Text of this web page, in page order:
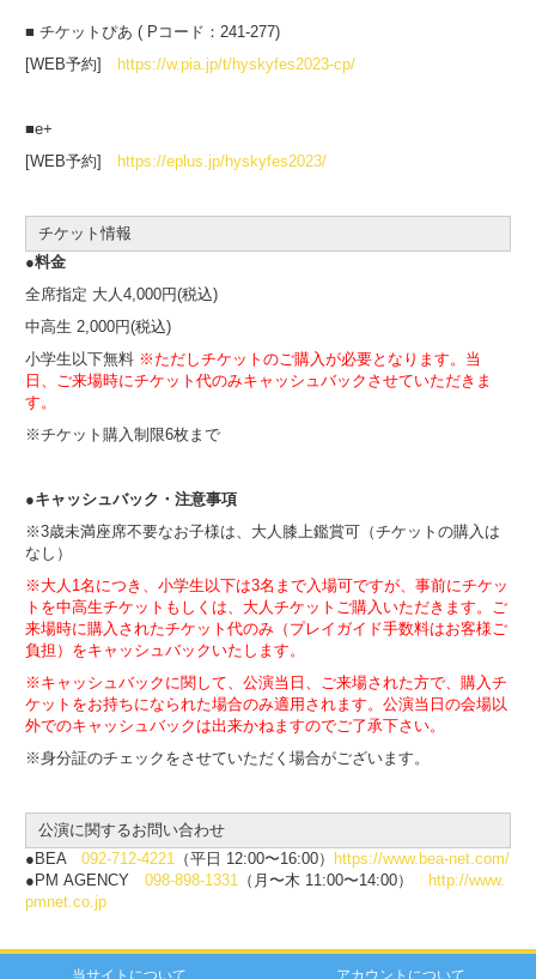
■ チケットぴあ ( Pコード：241-277)
[WEB予約] https://w.pia.jp/t/hyskyfes2023-cp/
■e+
[WEB予約] https://eplus.jp/hyskyfes2023/
チケット情報
●料金
全席指定 大人4,000円(税込)
中高生 2,000円(税込)
小学生以下無料 ※ただしチケットのご購入が必要となります。当
日、ご来場時にチケット代のみキャッシュバックさせていただきま
す。
※チケット購入制限6枚まで
●キャッシュバック・注意事項
※3歳未満座席不要なお子様は、大人膝上鑑賞可（チケットの購入は
なし）
※大人1名につき、小学生以下は3名まで入場可ですが、事前にチケッ
トを中高生チケットもしくは、大人チケットご購入いただきます。ご
来場時に購入されたチケット代のみ（プレイガイド手数料はお客様ご
負担）をキャッシュバックいたします。
※キャッシュバックに関して、公演当日、ご来場された方で、購入チ
ケットをお持ちになられた場合のみ適用されます。公演当日の会場以
外でのキャッシュバックは出来かねますのでご了承下さい。
※身分証のチェックをさせていただく場合がございます。
公演に関するお問い合わせ
●BEA 092-712-4221 （平⽇ 12:00〜16:00） https://www.bea-net.com/
●PM AGENCY 098-898-1331 （⽉〜⽊ 11:00〜14:00） http://www.
pmnet.co.jp
当サイトについて アカウントについて